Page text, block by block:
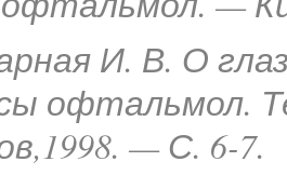
И. В. О
офтальмол.
— С. 6-7.